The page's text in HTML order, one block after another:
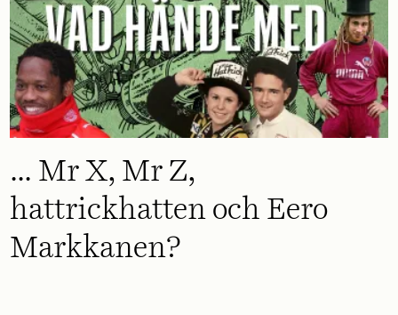
... Mr X, Mr Z,
hattrickhatten och Eero
Markkanen?